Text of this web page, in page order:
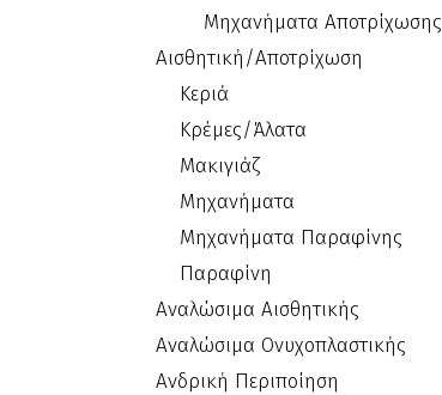
Μηχανήματα Αποτρίχωσης
Αισθητική/Αποτρίχωση
Κεριά
Κρέμες/Άλατα
Μακιγιάζ
Μηχανήματα
Μηχανήματα Παραφίνης
Παραφίνη
Αναλώσιμα Αισθητικής
Αναλώσιμα Ονυχοπλαστικής
Ανδρική Περιποίηση